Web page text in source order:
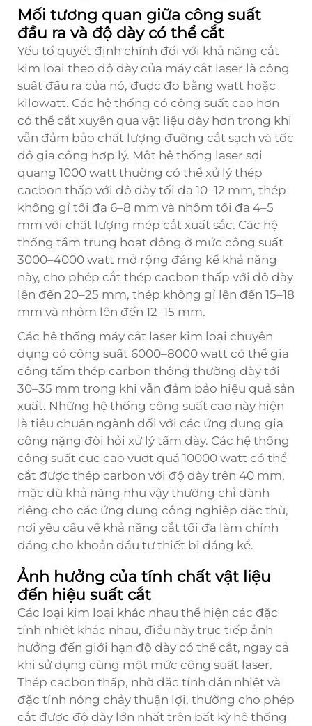
Mối tương quan giữa công suất
đầu ra và độ dày có thể cắt
Yếu tố quyết định chính đối với khả năng cắt
kim loại theo độ dày của máy cắt laser là công
suất đầu ra của nó, được đo bằng watt hoặc
kilowatt. Các hệ thống có công suất cao hơn
có thể cắt xuyên qua vật liệu dày hơn trong khi
vẫn đảm bảo chất lượng đường cắt sạch và tốc
độ gia công hợp lý. Một hệ thống laser sợi
quang 1000 watt thường có thể xử lý thép
cacbon thấp với độ dày tối đa 10–12 mm, thép
không gỉ tối đa 6–8 mm và nhôm tối đa 4–5
mm với chất lượng mép cắt xuất sắc. Các hệ
thống tầm trung hoạt động ở mức công suất
3000–4000 watt mở rộng đáng kể khả năng
này, cho phép cắt thép cacbon thấp với độ dày
lên đến 20–25 mm, thép không gỉ lên đến 15–18
mm và nhôm lên đến 12–15 mm.
Các hệ thống máy cắt laser kim loại chuyên
dụng có công suất 6000–8000 watt có thể gia
công tấm thép carbon thông thường dày tới
30–35 mm trong khi vẫn đảm bảo hiệu quả sản
xuất. Những hệ thống công suất cao này hiện
là tiêu chuẩn ngành đối với các ứng dụng gia
công nặng đòi hỏi xử lý tấm dày. Các hệ thống
công suất cực cao vượt quá 10000 watt có thể
cắt được thép carbon với độ dày trên 40 mm,
mặc dù khả năng như vậy thường chỉ dành
riêng cho các ứng dụng công nghiệp đặc thù,
nơi yêu cầu về khả năng cắt tối đa làm chính
đáng cho khoản đầu tư thiết bị đáng kể.
Ảnh hưởng của tính chất vật liệu
đến hiệu suất cắt
Các loại kim loại khác nhau thể hiện các đặc
tính nhiệt khác nhau, điều này trực tiếp ảnh
hưởng đến giới hạn độ dày có thể cắt, ngay cả
khi sử dụng cùng một mức công suất laser.
Thép cacbon thấp, nhờ đặc tính dẫn nhiệt và
đặc tính nóng chảy thuận lợi, thường cho phép
cắt được độ dày lớn nhất trên bất kỳ hệ thống